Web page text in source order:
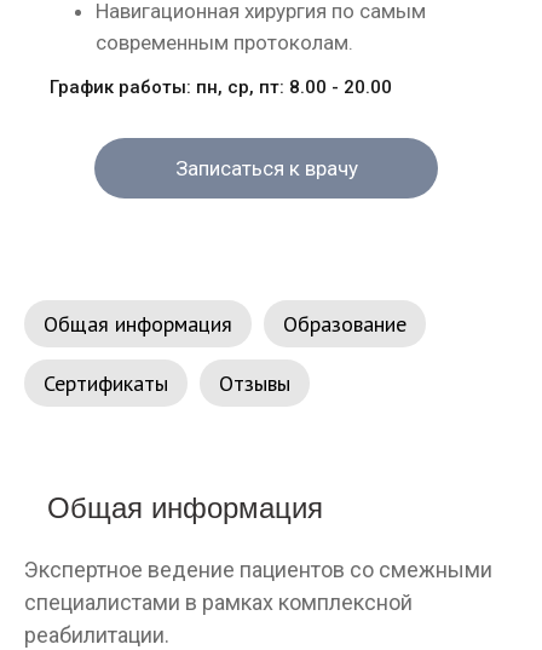
Записаться к врачу
График работы: пн, ср, пт: 8.00 - 20.00
Навигационная хирургия по самым
современным протоколам.
Общая информация Образование
Сертификаты Отзывы
Общая информация
Экспертное ведение пациентов со смежными
специалистами в рамках комплексной
реабилитации.